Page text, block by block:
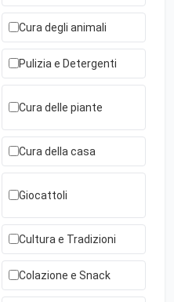
Cura degli animali
Pulizia e Detergenti
Cura delle piante
Cura della casa
Giocattoli
Cultura e Tradizioni
Colazione e Snack